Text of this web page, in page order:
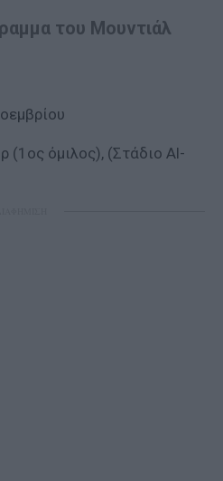
του Μουντιάλ
(1ος όμιλος), (Στάδιο Al-